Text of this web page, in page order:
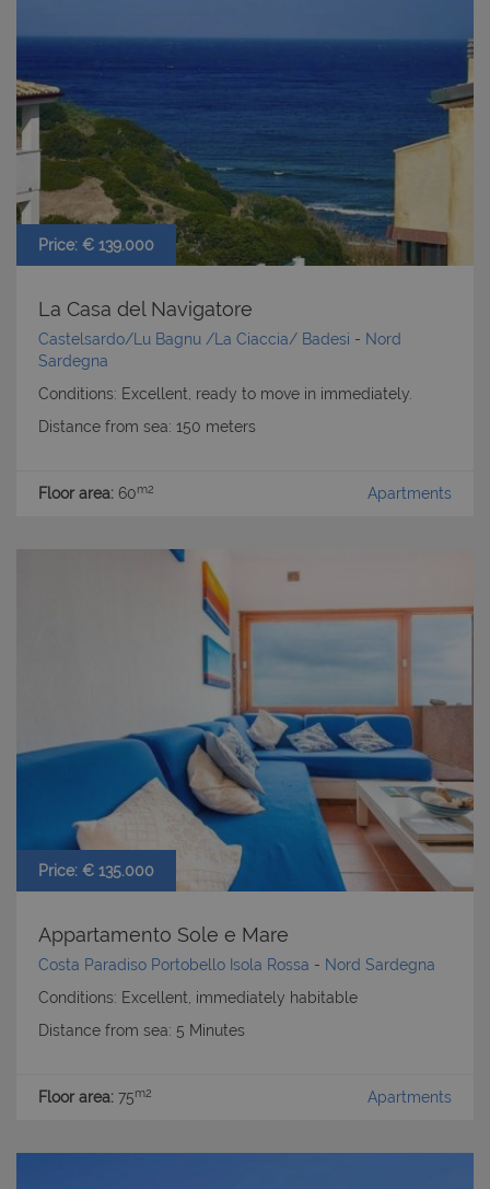
Price: € 139.000
La Casa del Navigatore
Castelsardo/Lu Bagnu /La Ciaccia/ Badesi - Nord
Sardegna
Conditions: Excellent, ready to move in immediately.
Distance from sea: 150 meters
Floor area: 60m2 Apartments
Price: € 135.000
Appartamento Sole e Mare
Costa Paradiso Portobello Isola Rossa - Nord Sardegna
Conditions: Excellent, immediately habitable
Distance from sea: 5 Minutes
Floor area: 75m2 Apartments